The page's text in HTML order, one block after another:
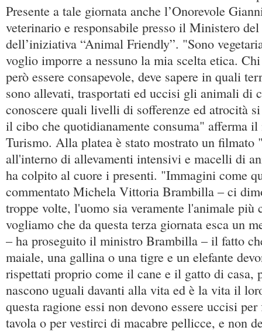
Presente a tale giornata anche l’Onorevole
veterinario e responsabile presso il Ministero
dell’iniziativa “Animal Friendly”. "Sono
voglio imporre a nessuno la mia scelta etica.
però essere consapevole, deve sapere in quali
sono allevati, trasportati ed uccisi gli animali di
conoscere quali livelli di sofferenze ed atrocità
il cibo che quotidianamente consuma" afferma
Turismo. Alla platea è stato mostrato un filmato
all'interno di allevamenti intensivi e macelli di
ha colpito al cuore i presenti. "Immagini come
commentato Michela Vittoria Brambilla – ci
troppe volte, l'uomo sia veramente l'animale più
vogliamo che da questa terza giornata esca un
– ha proseguito il ministro Brambilla – il fatto
maiale, una gallina o una tigre e un elefante
rispettati proprio come il cane e il gatto di casa,
nascono uguali davanti alla vita ed è la vita il
questa ragione essi non devono essere uccisi
tavola o per vestirci di macabre pellicce, e non